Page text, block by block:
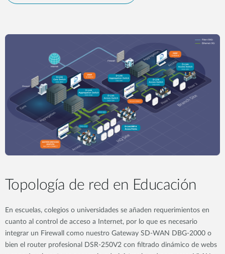
Topología de red en Educación
En escuelas, colegios o universidades se añaden requerimientos en
cuanto al control de acceso a Internet, por lo que es necesario
integrar un Firewall como nuestro Gateway SD-WAN DBG-2000 o
bien el router profesional DSR-250V2 con filtrado dinámico de webs